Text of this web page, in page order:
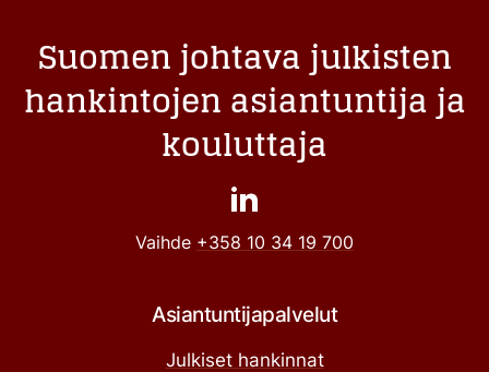
Suomen johtava julkisten
hankintojen asiantuntija ja
kouluttaja
Vaihde +358 10 34 19 700
Asiantuntijapalvelut
Julkiset hankinnat